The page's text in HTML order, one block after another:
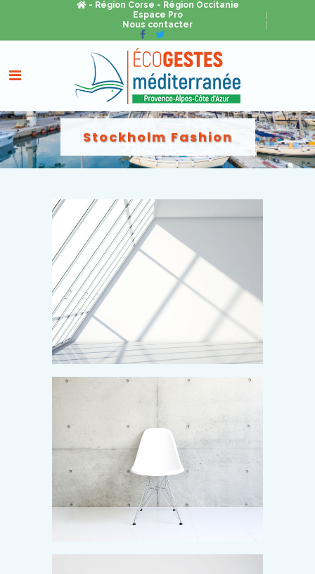
- Région Corse - Région Occitanie
Espace Pro
Nous contacter
Stockholm Fashion